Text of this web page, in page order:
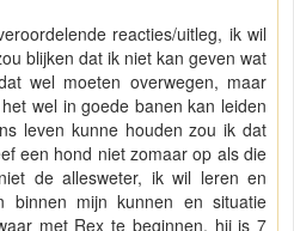
reacties/uitleg, ik wil
blijken dat ik niet kan geven wat
wel moeten overwegen, maar
wel in goede banen kan leiden
leven kunne houden zou ik dat
een hond niet zomaar op als die
de allesweter, ik wil leren en
binnen mijn kunnen en situatie
met Rex te beginnen, hij is 7